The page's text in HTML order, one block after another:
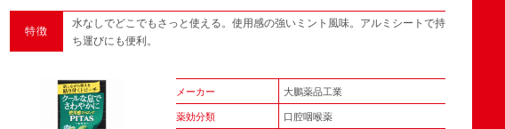
特徴
水なしでどこでもさっと使える。使用感の強いミント風味。アルミシートで持
ち運びにも便利。
メーカー 大鵬薬品工業
薬効分類 口腔咽喉薬